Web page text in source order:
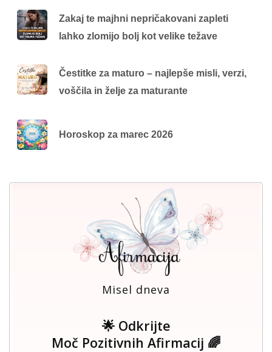
Zakaj te majhni nepričakovani zapleti
lahko zlomijo bolj kot velike težave
Čestitke za maturo – najlepše misli, verzi,
voščila in želje za maturante
Horoskop za marec 2026
Misel dneva
🌟 Odkrijte
Moč Pozitivnih Afirmacij 🌈